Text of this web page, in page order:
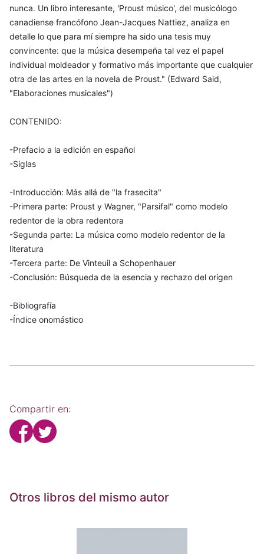
nunca. Un libro interesante, 'Proust músico', del musicólogo
canadiense francófono Jean-Jacques Nattiez, analiza en
detalle lo que para mí siempre ha sido una tesis muy
convincente: que la música desempeña tal vez el papel
individual moldeador y formativo más importante que cualquier
otra de las artes en la novela de Proust." (Edward Said,
"Elaboraciones musicales")
CONTENIDO:
-Prefacio a la edición en español
-Siglas
-Introducción: Más allá de "la frasecita"
-Primera parte: Proust y Wagner, "Parsifal" como modelo
redentor de la obra redentora
-Segunda parte: La música como modelo redentor de la
literatura
-Tercera parte: De Vinteuil a Schopenhauer
-Conclusión: Búsqueda de la esencia y rechazo del origen
-Bibliografía
-Índice onomástico
Compartir en:
Otros libros del mismo autor